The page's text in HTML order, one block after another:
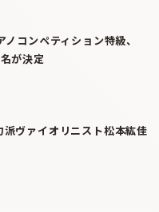
コンペティション特級、
が決定
ヴァイオリニスト松本紘佳